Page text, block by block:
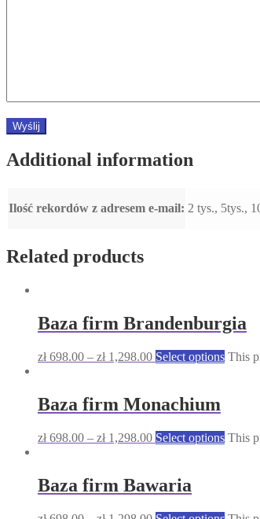
Additional information
Ilość rekordów z adresem e-mail: 2 tys., 5tys.,
Related products
Baza firm Brandenburgia
zł698.00 – zł1,298.00 Select options This
Baza firm Monachium
zł698.00 – zł1,298.00 Select options This
Baza firm Bawaria